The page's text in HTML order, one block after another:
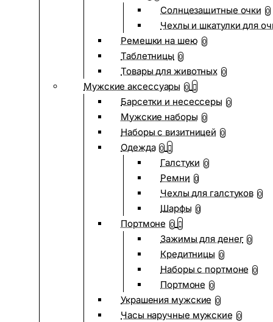
Солнцезащитные очки 0
Чехлы и шкатулки для
Ремешки на шею 0
Таблетницы 0
Товары для животных 0
Мужские аксессуары 0
Барсетки и несессеры 0
Мужские наборы 0
Наборы с визитницей 0
Одежда 0
Галстуки 0
Ремни 0
Чехлы для галстуков 0
Шарфы 0
Портмоне 0
Зажимы для денег 0
Кредитницы 0
Наборы с портмоне 0
Портмоне 0
Украшения мужские 0
Часы наручные мужские 0